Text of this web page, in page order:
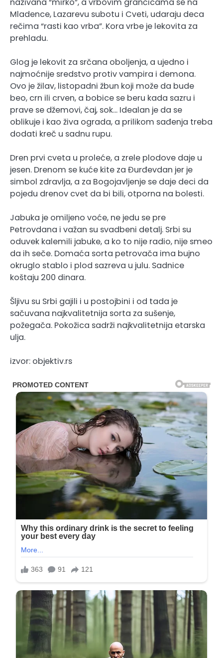
Mladence, Lazarevu subotu i Cveti, udaraju deca
rečima “rasti kao vrba”. Kora vrbe je lekovita za
prehladu.
Glog je lekovit za srčana oboljenja, a ujedno i
najmoćnije sredstvo protiv vampira i demona.
Ovo je žilav, listopadni žbun koji može da bude
beo, crn ili crven, a bobice se beru kada sazru i
prave se džemovi, čaj, sok… Idealan je da se
oblikuje i kao živa ograda, a prilikom sađenja treba
dodati kreč u sadnu rupu.
Dren prvi cveta u proleće, a zrele plodove daje u
jesen. Drenom se kuće kite za Đurđevdan jer je
simbol zdravlja, a za Bogojavljenje se daje deci da
pojedu drenov cvet da bi bili, otporna na bolesti.
Jabuka je omiljeno voće, ne jedu se pre
Petrovdana i važan su svadbeni detalj. Srbi su
oduvek kalemili jabuke, a ko to nije radio, nije smeo
da ih seče. Domaća sorta petrovača ima bujno
okruglo stablo i plod sazreva u julu. Sadnice
koštaju 200 dinara.
Šljivu su Srbi gajili i u postojbini i od tada je
sačuvana najkvalitetnija sorta za sušenje,
požegača. Pokožica sadrži najkvalitetnija etarska
ulja.
izvor: objektiv.rs